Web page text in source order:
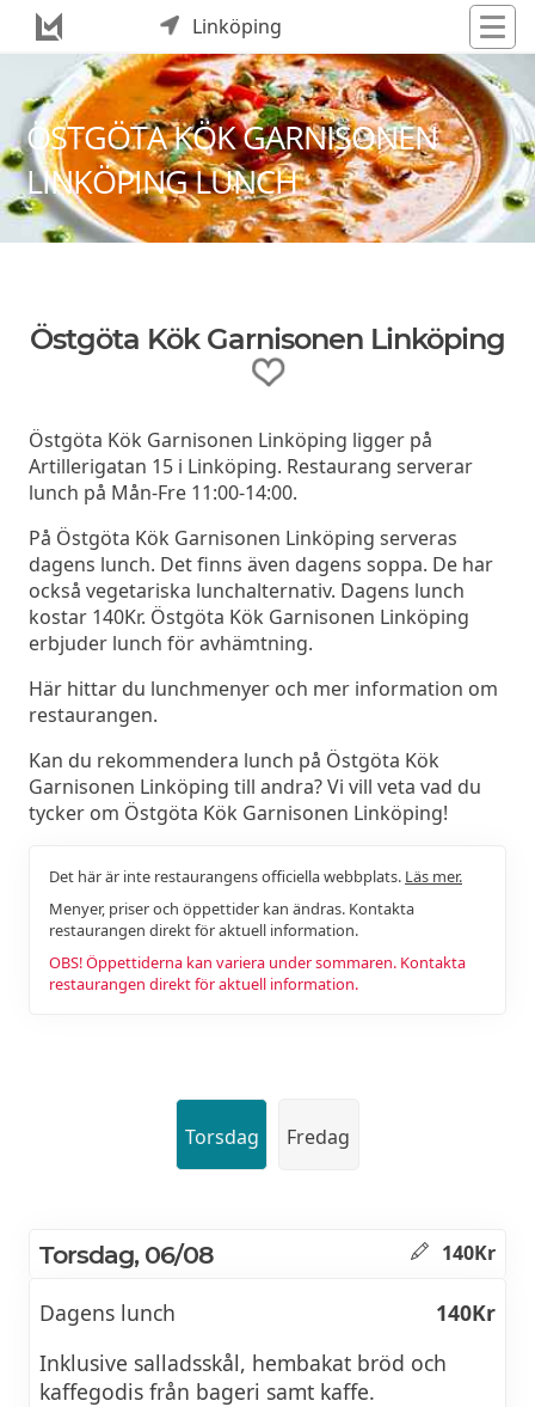
Linköping
ÖSTGÖTA KÖK GARNISONEN
LINKÖPING LUNCH
Östgöta Kök Garnisonen Linköping
Östgöta Kök Garnisonen Linköping ligger på
Artillerigatan 15 i Linköping. Restaurang serverar
lunch på Mån-Fre 11:00-14:00.
På Östgöta Kök Garnisonen Linköping serveras
dagens lunch. Det finns även dagens soppa. De har
också vegetariska lunchalternativ. Dagens lunch
kostar 140Kr. Östgöta Kök Garnisonen Linköping
erbjuder lunch för avhämtning.
Här hittar du lunchmenyer och mer information om
restaurangen.
Kan du rekommendera lunch på Östgöta Kök
Garnisonen Linköping till andra? Vi vill veta vad du
tycker om Östgöta Kök Garnisonen Linköping!
Det här är inte restaurangens officiella webbplats. Läs mer.
Menyer, priser och öppettider kan ändras. Kontakta
restaurangen direkt för aktuell information.
OBS! Öppettiderna kan variera under sommaren. Kontakta
restaurangen direkt för aktuell information.
Torsdag Fredag
Torsdag, 06/08 140Kr
Dagens lunch
140Kr
Inklusive salladsskål, hembakat bröd och
kaffegodis från bageri samt kaffe.